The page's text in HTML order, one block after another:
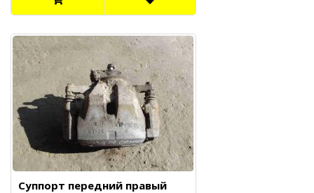
Суппорт передний правый